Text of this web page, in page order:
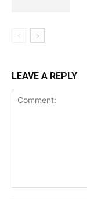
LEAVE A REPLY